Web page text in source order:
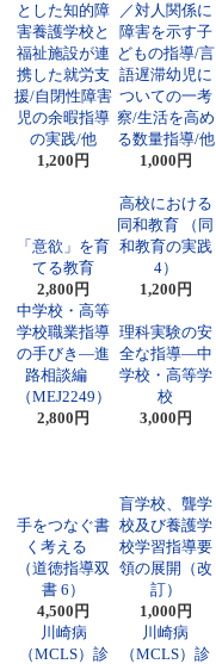
とした知的障
害養護学校と
福祉施設が連
携した就労支
援/自閉性障害
児の余暇指導
の実践/他
1,200円
／対人関係に
障害を示す子
どもの指導/言
語遅滞幼児に
ついての一考
察/生活を高め
る数量指導/他
1,000円
「意欲」を育
てる教育
2,800円
高校における
同和教育 （同
和教育の実践
4）
1,200円
中学校・高等
学校職業指導
の手びき―進
路相談編
（MEJ2249）
2,800円
理科実験の安
全な指導―中
学校・高等学
校
3,000円
手をつなぐ書
く考える
（道徳指導双
書 6）
4,500円
盲学校、聾学
校及び養護学
校学習指導要
領の展開（改
訂）
1,000円
川崎病
（MCLS）診
川崎病
（MCLS）診